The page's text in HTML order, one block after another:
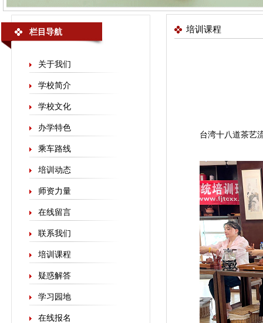
栏目导航
关于我们
学校简介
学校文化
办学特色
乘车路线
培训动态
师资力量
在线留言
联系我们
培训课程
疑惑解答
学习园地
在线报名
培训课程
台湾十八道茶艺